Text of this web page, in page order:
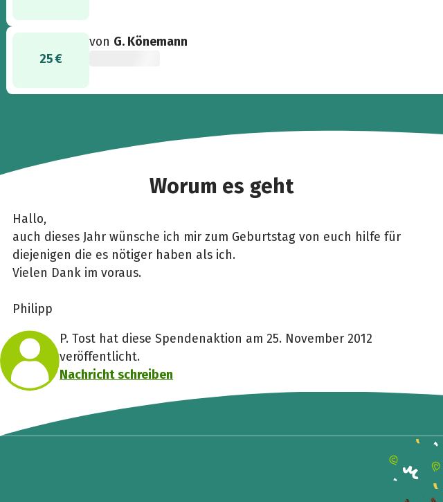
25 €
von G. Könemann
Worum es geht
Hallo,
auch dieses Jahr wünsche ich mir zum Geburtstag von euch hilfe für
diejenigen die es nötiger haben als ich.
Vielen Dank im voraus.
Philipp
P. Tost hat diese Spendenaktion am 25. November 2012
veröffentlicht.
Nachricht schreiben